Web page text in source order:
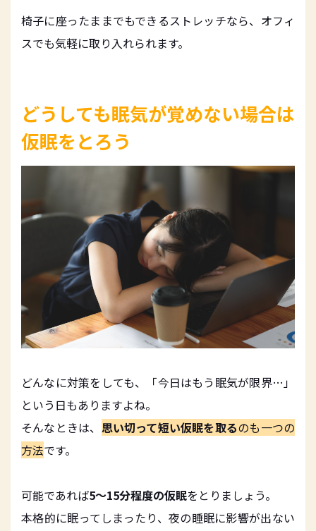
椅子に座ったままでもできるストレッチなら、オフィ
スでも気軽に取り入れられます。
どうしても眠気が覚めない場合は
仮眠をとろう
どんなに対策をしても、「今日はもう眠気が限界…」
という日もありますよね。
そんなときは、 思い切って短い仮眠を取るのも一つの
方法です。
可能であれば5〜15分程度の仮眠をとりましょう。
本格的に眠ってしまったり、夜の睡眠に影響が出ない